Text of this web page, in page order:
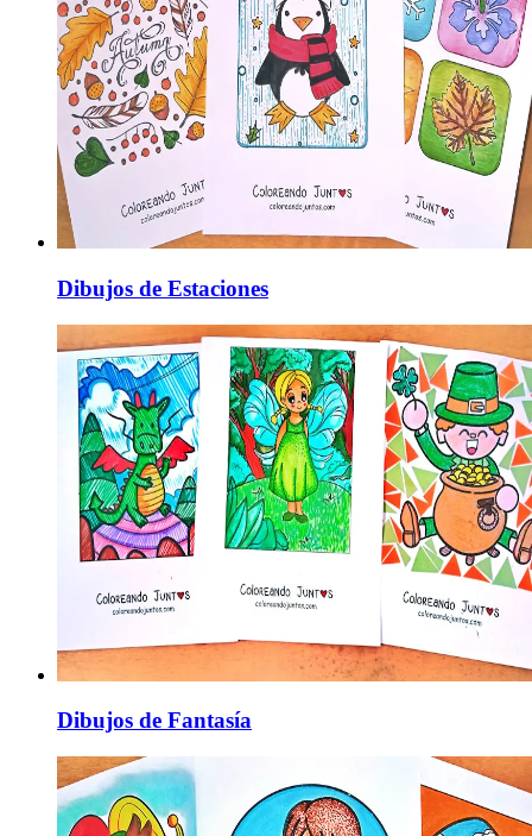
Dibujos de Estaciones
Dibujos de Fantasía